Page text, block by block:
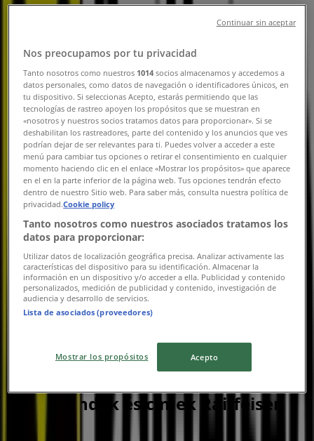
Gyorsan nézze meg Raiffeisen Bank
ajánlatait Miskolc városban
Kategóriák:Bankok és szolgáltatások
Tervezzük közzétenni a kínálatokat - Raiffeisen Bank
Reklám
Menetrendek és címek Raiffeisen
Nos preocupamos por tu privacidad
Tanto nosotros como nuestros 1014 socios almacenamos y accedemos a
datos personales, como datos de navegación o identificadores únicos, en
tu dispositivo. Si seleccionas Acepto, estarás permitiendo que las
tecnologías de rastreo apoyen los propósitos que se muestran en
«nosotros y nuestros socios tratamos datos para proporcionar». Si se
deshabilitan los rastreadores, parte del contenido y los anuncios que ves
podrían dejar de ser relevantes para ti. Puedes volver a acceder a este
menú para cambiar tus opciones o retirar el consentimiento en cualquier
momento haciendo clic en el enlace «Mostrar los propósitos» que aparece
en el en la parte inferior de la página web. Tus opciones tendrán efecto
dentro de nuestro Sitio web. Para saber más, consulta nuestra política de
privacidad.Cookie policy
Tanto nosotros como nuestros asociados tratamos los
datos para proporcionar:
Utilizar datos de localización geográfica precisa. Analizar activamente las
características del dispositivo para su identificación. Almacenar la
información en un dispositivo y/o acceder a ella. Publicidad y contenido
personalizados, medición de publicidad y contenido, investigación de
audiencia y desarrollo de servicios.
Lista de asociados (proveedores)
Mostrar los propósitos Acepto
Continuar sin aceptar